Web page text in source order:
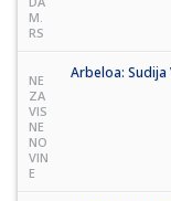
M.
RS
NE
ZA
VIS
NE
NO
VIN
E
Arbeloa: Sudija